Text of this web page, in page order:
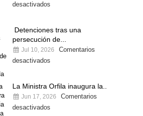
desactivados
Detenciones tras una
persecución de...
Jul 10, 2026
Comentarios
desactivados
La Ministra Orfila inaugura la...
Jun 17, 2026
Comentarios
desactivados